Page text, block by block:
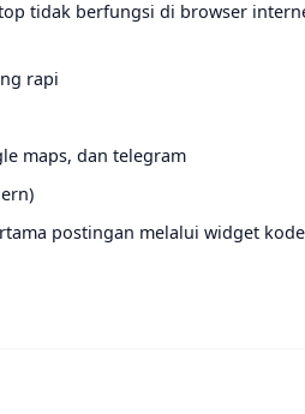
tidak berfungsi di browser
rapi
maps, dan telegram
postingan melalui widget kode